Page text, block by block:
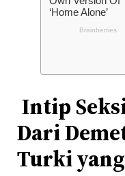
Intip
Dari
Turki